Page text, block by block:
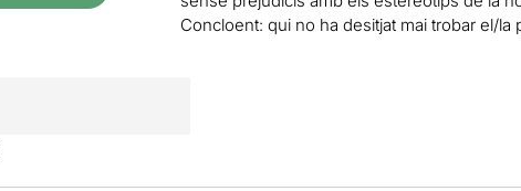
Concloent: qui no ha desitjat mai trobar el/la